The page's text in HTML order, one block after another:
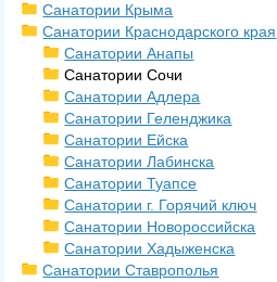
Санатории Крыма
Санатории Краснодарского края
Санатории Анапы
Санатории Сочи
Санатории Адлера
Санатории Геленджика
Санатории Ейска
Санатории Лабинска
Санатории Туапсе
Санатории г. Горячий ключ
Санатории Новороссийска
Санатории Хадыженска
Санатории Ставрополья